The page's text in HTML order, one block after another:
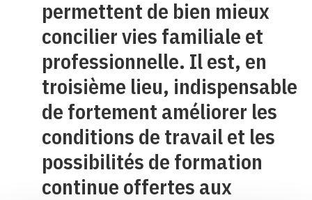
permettent de bien mieux
concilier vies familiale et
professionnelle. Il est, en
troisième lieu, indispensable
de fortement améliorer les
conditions de travail et les
possibilités de formation
continue offertes aux